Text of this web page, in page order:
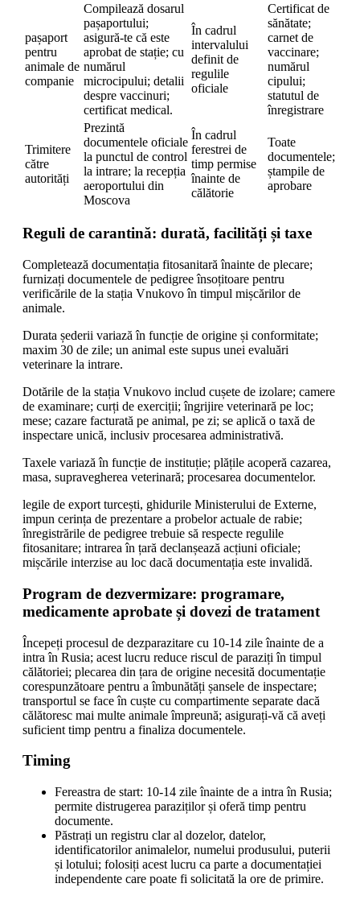
pașaport
pentru
animale de
companie
Compilează dosarul
pașaportului;
asigură-te că este
aprobat de stație; cu
numărul
microcipului; detalii
despre vaccinuri;
certificat medical.
În cadrul
intervalului
definit de
regulile
oficiale
Certificat de
sănătate;
carnet de
vaccinare;
numărul
cipului;
statutul de
înregistrare
Trimitere
către
autorități
Prezintă
documentele oficiale
la punctul de control
la intrare; la recepția
aeroportului din
Moscova
În cadrul
ferestrei de
timp permise
înainte de
călătorie
Toate
documentele;
ștampile de
aprobare
Reguli de carantină: durată, facilități și taxe
Completează documentația fitosanitară înainte de plecare;
furnizați documentele de pedigree însoțitoare pentru
verificările de la stația Vnukovo în timpul mișcărilor de
animale.
Durata șederii variază în funcție de origine și conformitate;
maxim 30 de zile; un animal este supus unei evaluări
veterinare la intrare.
Dotările de la stația Vnukovo includ cușete de izolare; camere
de examinare; curți de exerciții; îngrijire veterinară pe loc;
mese; cazare facturată pe animal, pe zi; se aplică o taxă de
inspectare unică, inclusiv procesarea administrativă.
Taxele variază în funcție de instituție; plățile acoperă cazarea,
masa, supravegherea veterinară; procesarea documentelor.
legile de export turcești, ghidurile Ministerului de Externe,
impun cerința de prezentare a probelor actuale de rabie;
înregistrările de pedigree trebuie să respecte regulile
fitosanitare; intrarea în țară declanșează acțiuni oficiale;
mișcările interzise au loc dacă documentația este invalidă.
Program de dezvermizare: programare,
medicamente aprobate și dovezi de tratament
Începeți procesul de dezparazitare cu 10-14 zile înainte de a
intra în Rusia; acest lucru reduce riscul de paraziți în timpul
călătoriei; plecarea din țara de origine necesită documentație
corespunzătoare pentru a îmbunătăți șansele de inspectare;
transportul se face în cuște cu compartimente separate dacă
călătoresc mai multe animale împreună; asigurați-vă că aveți
suficient timp pentru a finaliza documentele.
Timing
Fereastra de start: 10-14 zile înainte de a intra în Rusia;
permite distrugerea paraziților și oferă timp pentru
documente.
Păstrați un registru clar al dozelor, datelor,
identificatorilor animalelor, numelui produsului, puterii
și lotului; folosiți acest lucru ca parte a documentației
independente care poate fi solicitată la ore de primire.